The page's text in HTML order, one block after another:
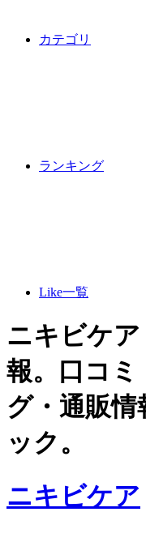
カテゴリ
ランキング
Like一覧
ニキビケ
報。口コミ
グ・通販
ック。
ニキビケア